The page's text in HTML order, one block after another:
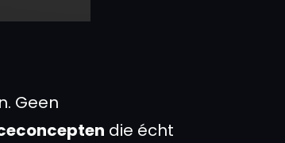
Geen
die écht